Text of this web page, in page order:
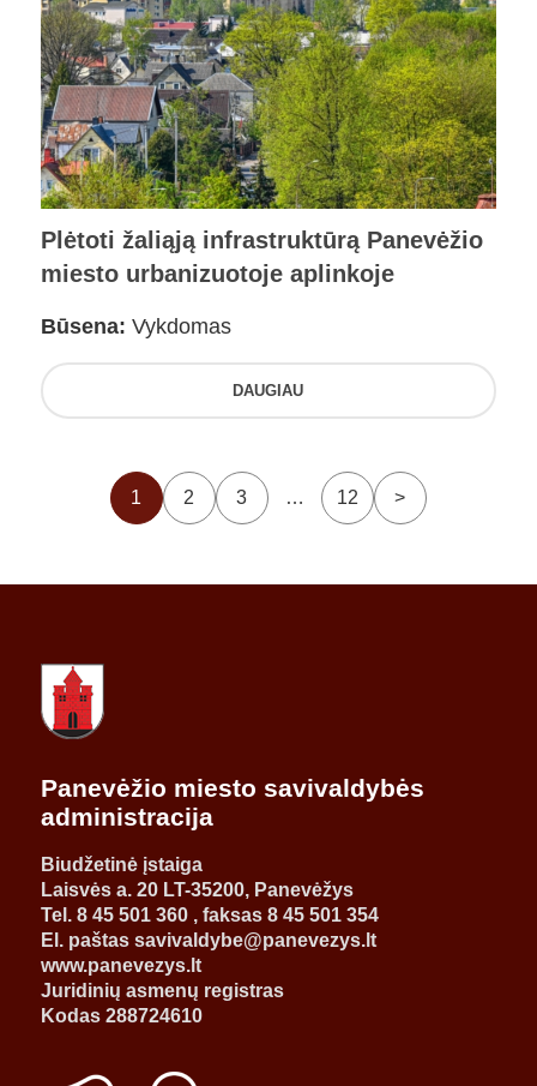
Plėtoti žaliąją infrastruktūrą Panevėžio
miesto urbanizuotoje aplinkoje
Būsena: Vykdomas
DAUGIAU
1 2 3 … 12 >
Panevėžio miesto savivaldybės
administracija
Biudžetinė įstaiga
Laisvės a. 20 LT-35200, Panevėžys
Tel. 8 45 501 360 , faksas 8 45 501 354
El. paštas savivaldybe@panevezys.lt
www.panevezys.lt
Juridinių asmenų registras
Kodas 288724610